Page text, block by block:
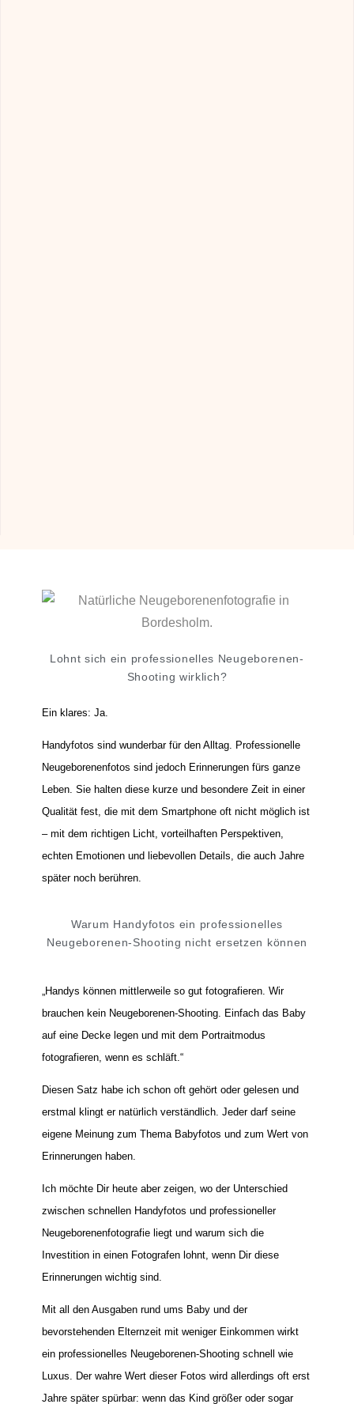
Lohnt sich ein professionelles Neugeborenen-
Shooting wirklich?
Ein klares: Ja.
Handyfotos sind wunderbar für den Alltag. Professionelle
Neugeborenenfotos sind jedoch Erinnerungen fürs ganze
Leben. Sie halten diese kurze und besondere Zeit in einer
Qualität fest, die mit dem Smartphone oft nicht möglich ist
– mit dem richtigen Licht, vorteilhaften Perspektiven,
echten Emotionen und liebevollen Details, die auch Jahre
später noch berühren.
Warum Handyfotos ein professionelles
Neugeborenen-Shooting nicht ersetzen können
„Handys können mittlerweile so gut fotografieren. Wir
brauchen kein Neugeborenen-Shooting. Einfach das Baby
auf eine Decke legen und mit dem Portraitmodus
fotografieren, wenn es schläft.“
Diesen Satz habe ich schon oft gehört oder gelesen und
erstmal klingt er natürlich verständlich. Jeder darf seine
eigene Meinung zum Thema Babyfotos und zum Wert von
Erinnerungen haben.
Ich möchte Dir heute aber zeigen, wo der Unterschied
zwischen schnellen Handyfotos und professioneller
Neugeborenenfotografie liegt und warum sich die
Investition in einen Fotografen lohnt, wenn Dir diese
Erinnerungen wichtig sind.
Mit all den Ausgaben rund ums Baby und der
bevorstehenden Elternzeit mit weniger Einkommen wirkt
ein professionelles Neugeborenen-Shooting schnell wie
Luxus. Der wahre Wert dieser Fotos wird allerdings oft erst
Jahre später spürbar: wenn das Kind größer oder sogar